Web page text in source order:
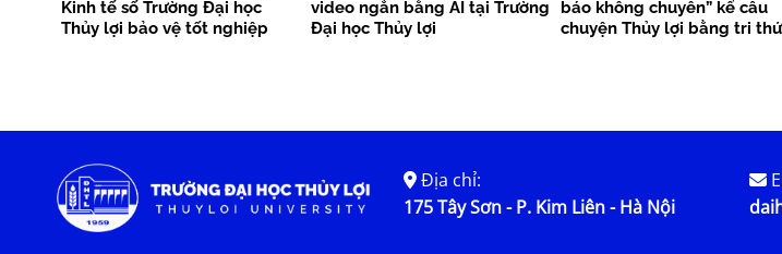
Kinh tế số Trường Đại học
Thủy lợi bảo vệ tốt nghiệp
video ngắn bằng AI tại Trường
Đại học Thủy lợi
báo không chuyên” kể câu
chuyện Thủy lợi bằng tri
Địa chỉ:
175 Tây Sơn - P. Kim Liên - Hà Nội